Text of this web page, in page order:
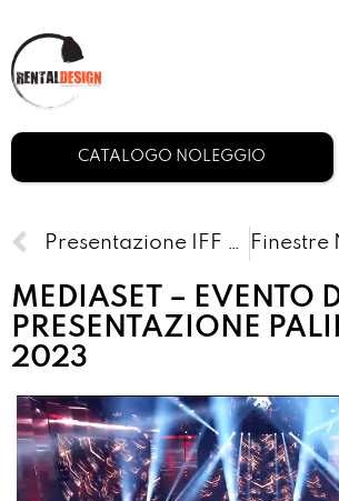
CATALOGO NOLEGGIO
Presentazione IFF – Evento Forte Marghera
MEDIASET – EVENTO
PRESENTAZIONE
2023